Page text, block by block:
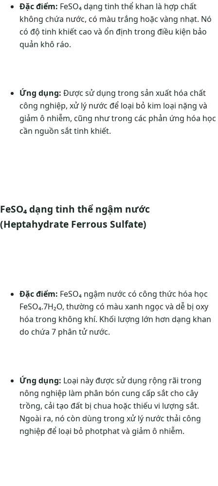
Đặc điểm: FeSO₄ dạng tinh thể khan là hợp chất
không chứa nước, có màu trắng hoặc vàng nhạt. Nó
có độ tinh khiết cao và ổn định trong điều kiện bảo
quản khô ráo.
Ứng dụng: Được sử dụng trong sản xuất hóa chất
công nghiệp, xử lý nước để loại bỏ kim loại nặng và
giảm ô nhiễm, cũng như trong các phản ứng hóa học
cần nguồn sắt tinh khiết.
FeSO₄ dạng tinh thể ngậm nước
(Heptahydrate Ferrous Sulfate)
Đặc điểm: FeSO₄ ngậm nước có công thức hóa học
FeSO₄.7H₂O, thường có màu xanh ngọc và dễ bị oxy
hóa trong không khí. Khối lượng lớn hơn dạng khan
do chứa 7 phân tử nước.
Ứng dụng: Loại này được sử dụng rộng rãi trong
nông nghiệp làm phân bón cung cấp sắt cho cây
trồng, cải tạo đất bị chua hoặc thiếu vi lượng sắt.
Ngoài ra, nó còn dùng trong xử lý nước thải công
nghiệp để loại bỏ photphat và giảm ô nhiễm.